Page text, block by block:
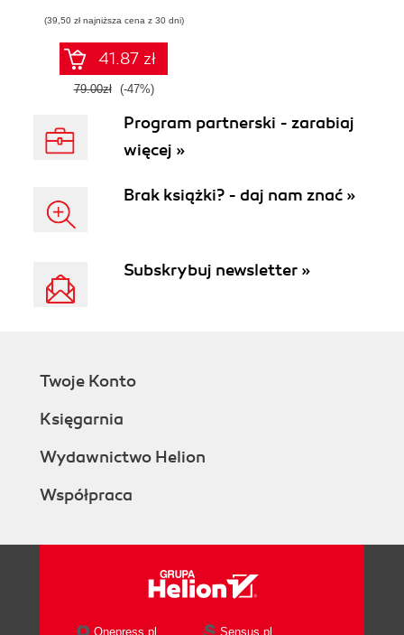
neuronowe
(39,50 zł najniższa cena z 30 dni)
41.87 zł
79.00zł (-47%)
Program partnerski - zarabiaj
więcej »
Brak książki? - daj nam znać »
Subskrybuj newsletter »
Twoje Konto
Księgarnia
Wydawnictwo Helion
Współpraca
Onepress.pl Sensus.pl